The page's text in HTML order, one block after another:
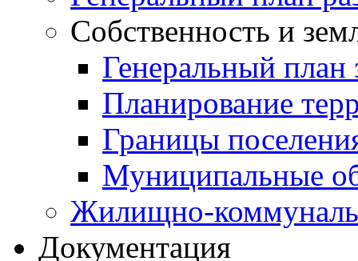
Собственность и
Генеральный план
Планирование
Границы
Муниципальные
Жилищно-
Документация